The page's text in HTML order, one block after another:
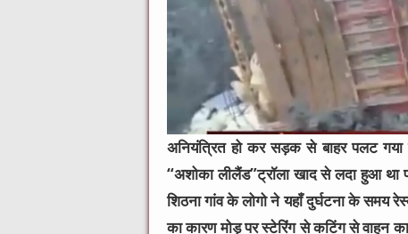
अनियंत्रित हो कर सड़क से बाहर पलट
“अशोका लीलैंड”ट्रॉला खाद से लदा हुआ
शिठना गांव के लोगो ने यहाँ दुर्घटना के समय
का कारण मोड़ पर स्टेरिंग से कटिंग से वाहन